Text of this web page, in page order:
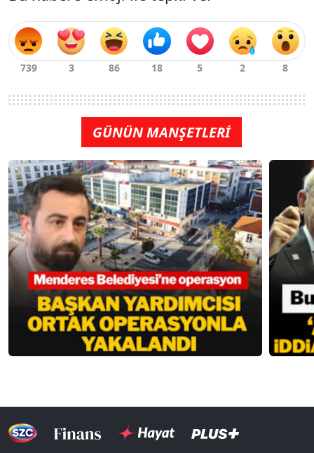
GÜNÜN MANŞETLERİ